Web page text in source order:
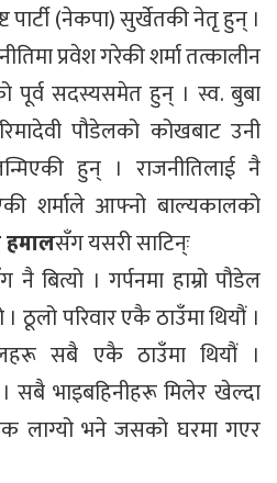
पार्टी (नेकपा) सुर्खेतकी नेतृ हुन् ।
प्रवेश गरेकी शर्मा तत्कालीन
पूर्व सदस्यसमेत हुन् । स्व. बुबा
पौडेलको कोखबाट उनी
हुन् । राजनीतिलाई नै
शर्माले आफ्नो बाल्यकालको
सँग यसरी साटिन्ः
बित्यो । गर्पनमा हाम्रो पौडेल
ठूलो परिवार एकै ठाउँमा थियौं ।
सबै एकै ठाउँमा थियौं ।
। सबै भाइबहिनीहरू मिलेर खेल्दा
लाग्यो भने जसको घरमा गएर